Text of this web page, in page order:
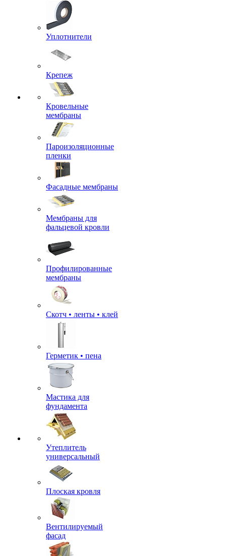
Уплотнители
Крепеж
Кровельные
мембраны
Пароизоляционные
пленки
Фасадные мембраны
Мембраны для
фальцевой кровли
Профилированные
мембраны
Скотч • ленты • клей
Герметик • пена
Мастика для
фундамента
Утеплитель
универсальный
Плоская кровля
Вентилируемый
фасад